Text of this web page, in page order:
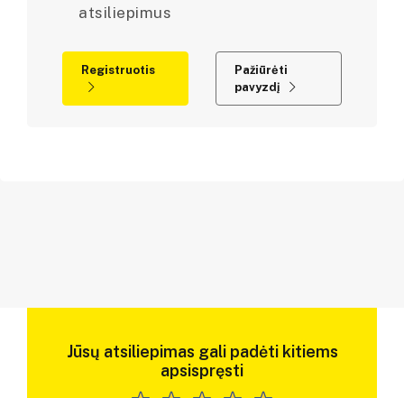
atsiliepimus
Registruotis
Pažiūrėti
pavyzdį
Jūsų atsiliepimas gali padėti kitiems
apsispręsti